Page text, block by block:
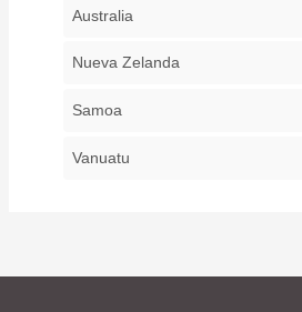
Australia
Nueva Zelanda
Samoa
Vanuatu